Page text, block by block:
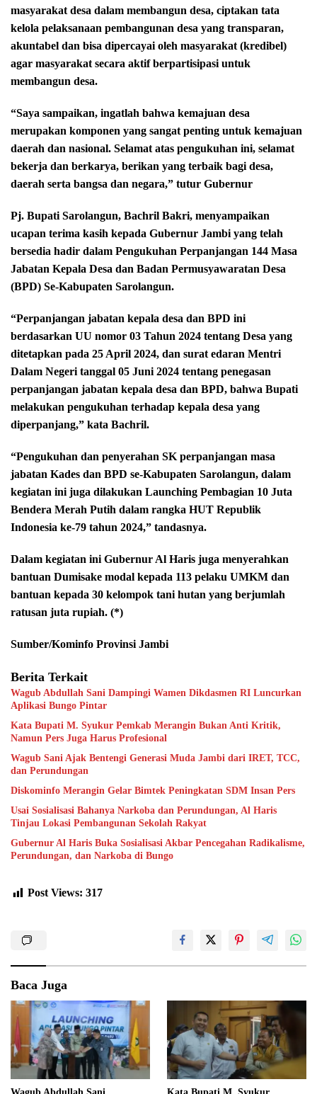
masyarakat desa dalam membangun desa, ciptakan tata
kelola pelaksanaan pembangunan desa yang transparan,
akuntabel dan bisa dipercayai oleh masyarakat (kredibel)
agar masyarakat secara aktif berpartisipasi untuk
membangun desa.
“Saya sampaikan, ingatlah bahwa kemajuan desa
merupakan komponen yang sangat penting untuk kemajuan
daerah dan nasional. Selamat atas pengukuhan ini, selamat
bekerja dan berkarya, berikan yang terbaik bagi desa,
daerah serta bangsa dan negara,” tutur Gubernur
Pj. Bupati Sarolangun, Bachril Bakri, menyampaikan
ucapan terima kasih kepada Gubernur Jambi yang telah
bersedia hadir dalam Pengukuhan Perpanjangan 144 Masa
Jabatan Kepala Desa dan Badan Permusyawaratan Desa
(BPD) Se-Kabupaten Sarolangun.
“Perpanjangan jabatan kepala desa dan BPD ini
berdasarkan UU nomor 03 Tahun 2024 tentang Desa yang
ditetapkan pada 25 April 2024, dan surat edaran Mentri
Dalam Negeri tanggal 05 Juni 2024 tentang penegasan
perpanjangan jabatan kepala desa dan BPD, bahwa Bupati
melakukan pengukuhan terhadap kepala desa yang
diperpanjang,” kata Bachril.
“Pengukuhan dan penyerahan SK perpanjangan masa
jabatan Kades dan BPD se-Kabupaten Sarolangun, dalam
kegiatan ini juga dilakukan Launching Pembagian 10 Juta
Bendera Merah Putih dalam rangka HUT Republik
Indonesia ke-79 tahun 2024,” tandasnya.
Dalam kegiatan ini Gubernur Al Haris juga menyerahkan
bantuan Dumisake modal kepada 113 pelaku UMKM dan
bantuan kepada 30 kelompok tani hutan yang berjumlah
ratusan juta rupiah. (*)
Sumber/Kominfo Provinsi Jambi
Berita Terkait
Wagub Abdullah Sani Dampingi Wamen Dikdasmen RI Luncurkan
Aplikasi Bungo Pintar
Kata Bupati M. Syukur Pemkab Merangin Bukan Anti Kritik,
Namun Pers Juga Harus Profesional
Wagub Sani Ajak Bentengi Generasi Muda Jambi dari IRET, TCC,
dan Perundungan
Diskominfo Merangin Gelar Bimtek Peningkatan SDM Insan Pers
Usai Sosialisasi Bahanya Narkoba dan Perundungan, Al Haris
Tinjau Lokasi Pembangunan Sekolah Rakyat
Gubernur Al Haris Buka Sosialisasi Akbar Pencegahan Radikalisme,
Perundungan, dan Narkoba di Bungo
Post Views: 317
Baca Juga